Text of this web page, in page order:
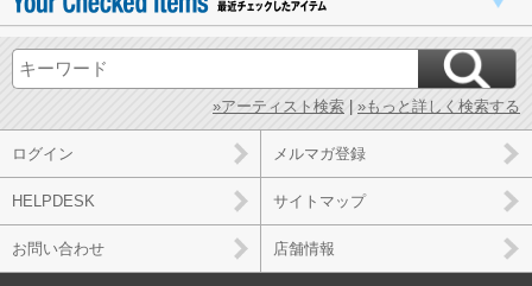
»アーティスト検索 »もっと詳しく検索する
ログイン メルマガ登録
HELPDESK サイトマップ
お問い合わせ 店舗情報